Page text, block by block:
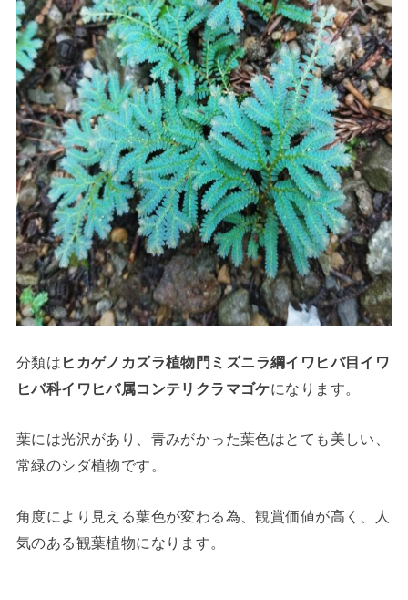
分類は ヒカゲノカズラ植物門ミズニラ綱イワヒバ目 イワ
ヒバ科イワヒバ属コンテリクラマゴケになります。
葉には光沢があり、青みがかった葉色はとても美しい、
常緑のシダ植物です。
角度により見える葉色が変わる為、観賞価値が高く、人
気のある観葉植物になります。